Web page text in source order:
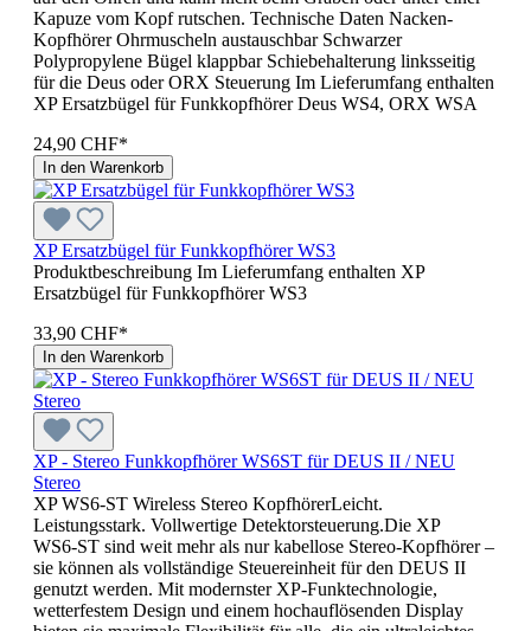
Kapuze vom Kopf rutschen. Technische Daten Nacken-
Kopfhörer Ohrmuscheln austauschbar Schwarzer
Polypropylene Bügel klappbar Schiebehalterung linksseitig
für die Deus oder ORX Steuerung Im Lieferumfang enthalten
XP Ersatzbügel für Funkkopfhörer Deus WS4, ORX WSA
24,90 CHF*
In den Warenkorb
XP Ersatzbügel für Funkkopfhörer WS3
Produktbeschreibung Im Lieferumfang enthalten XP
Ersatzbügel für Funkkopfhörer WS3
33,90 CHF*
In den Warenkorb
XP - Stereo Funkkopfhörer WS6ST für DEUS II / NEU
Stereo
XP WS6‑ST Wireless Stereo KopfhörerLeicht.
Leistungsstark. Vollwertige Detektorsteuerung.Die XP
WS6‑ST sind weit mehr als nur kabellose Stereo‑Kopfhörer –
sie können als vollständige Steuereinheit für den DEUS II
genutzt werden. Mit modernster XP‑Funktechnologie,
wetterfestem Design und einem hochauflösenden Display